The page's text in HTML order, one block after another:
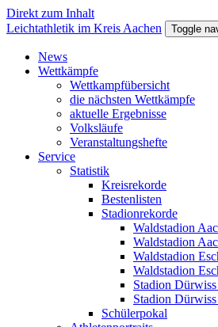
Direkt zum Inhalt
Leichtathletik im Kreis Aachen
Toggle
News
Wettkämpfe
Wettkampfübersicht
die nächsten Wettkämpfe
aktuelle Ergebnisse
Volksläufe
Veranstaltungshefte
Service
Statistik
Kreisrekorde
Bestenlisten
Stadionrekorde
Waldstadion
Waldstadion
Waldstadion
Waldstadion
Stadion
Stadion Dürwiss
Schülerpokal